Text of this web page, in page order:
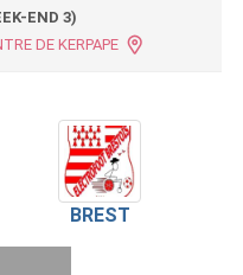
END 3)
DE KERPAPE
BREST